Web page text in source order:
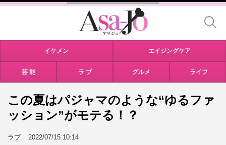
イケメン エイジングケア
芸 能 ラ ブ グルメ ライフ
この夏はパジャマのような“ゆるファ
ッション”がモテる！？
ラブ 2022/07/15 10:14